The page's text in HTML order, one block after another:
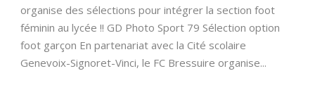
organise des sélections pour intégrer la section foot
féminin au lycée !! GD Photo Sport 79 Sélection option
foot garçon En partenariat avec la Cité scolaire
Genevoix-Signoret-Vinci, le FC Bressuire organise...